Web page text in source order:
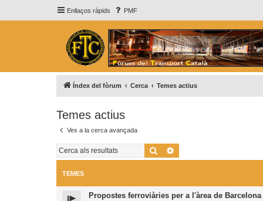
Enllaços ràpids PMF
Índex del fòrum Cerca Temes actius
Temes actius
Ves a la cerca avançada
Cerca
TEMES
Propostes ferroviàries per a l'àrea de Barcelona